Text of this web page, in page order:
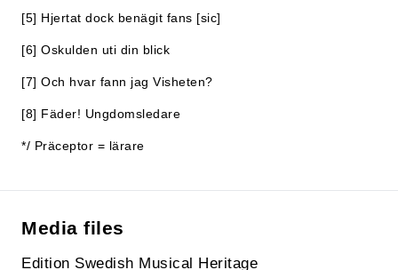
[5] Hjertat dock benägit fans [sic]
[6] Oskulden uti din blick
[7] Och hvar fann jag Visheten?
[8] Fäder! Ungdomsledare
*/ Präceptor = lärare
Media files
Edition Swedish Musical Heritage